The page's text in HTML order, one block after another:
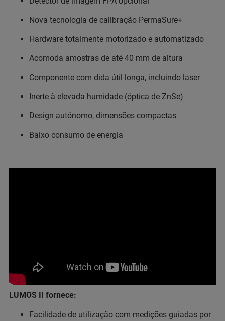
Nova tecnologia de calibração PermaSure+
Hardware totalmente motorizado e automatizado
Acomoda amostras de até 40 mm de altura
Componente com dida útil longa, incluindo laser
Inerte à elevada humidade (óptica de ZnSe)
Design autónomo, dimensões compactas
Baixo consumo de energia
LUMOS II fornece:
Facilidade de utilização com medições guiadas por